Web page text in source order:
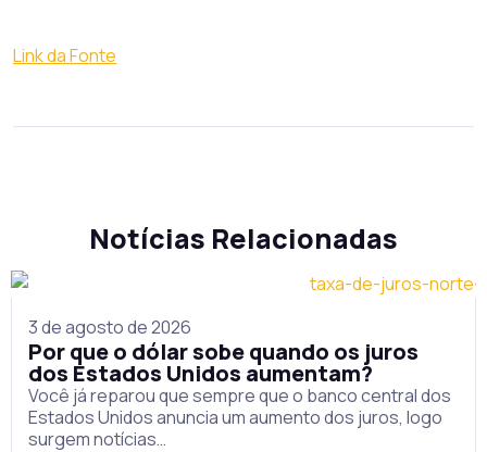
Link da Fonte
Notícias Relacionadas
3 de agosto de 2026
Por que o dólar sobe quando os juros
dos Estados Unidos aumentam?
Você já reparou que sempre que o banco central dos
Estados Unidos anuncia um aumento dos juros, logo
surgem notícias…